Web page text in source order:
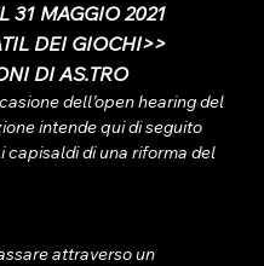
31 MAGGIO 2021
DEI GIOCHI>>
DI AS.TRO
dell’open hearing del
intende qui di seguito
capisaldi di una riforma del
attraverso un